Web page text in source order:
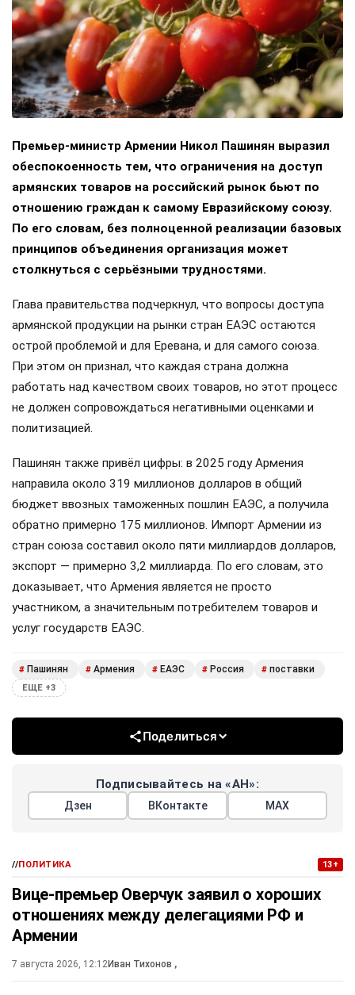
Премьер-министр Армении Никол Пашинян выразил
обеспокоенность тем, что ограничения на доступ
армянских товаров на российский рынок бьют по
отношению граждан к самому Евразийскому союзу.
По его словам, без полноценной реализации базовых
принципов объединения организация может
столкнуться с серьёзными трудностями.
Глава правительства подчеркнул, что вопросы доступа
армянской продукции на рынки стран ЕАЭС остаются
острой проблемой и для Еревана, и для самого союза.
При этом он признал, что каждая страна должна
работать над качеством своих товаров, но этот процесс
не должен сопровождаться негативными оценками и
политизацией.
Пашинян также привёл цифры: в 2025 году Армения
направила около 319 миллионов долларов в общий
бюджет ввозных таможенных пошлин ЕАЭС, а получила
обратно примерно 175 миллионов. Импорт Армении из
стран союза составил около пяти миллиардов долларов,
экспорт — примерно 3,2 миллиарда. По его словам, это
доказывает, что Армения является не просто
участником, а значительным потребителем товаров и
услуг государств ЕАЭС.
# Пашинян # Армения # ЕАЭС # Россия # поставки
ЕЩЕ +3
Поделиться
Подписывайтесь на «АН»:
Дзен ВКонтакте МАХ
//ПОЛИТИКА 13+
Вице-премьер Оверчук заявил о хороших
отношениях между делегациями РФ и
Армении
7 августа 2026, 12:12Иван Тихонов ,